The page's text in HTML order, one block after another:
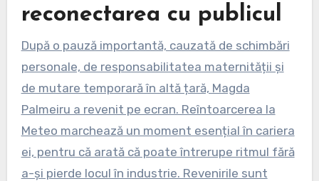
reconectarea cu publicul
După o pauză importantă, cauzată de schimbări
personale, de responsabilitatea maternității și
de mutare temporară în altă țară, Magda
Palmeiru a revenit pe ecran. Reîntoarcerea la
Meteo marchează un moment esențial în cariera
ei, pentru că arată că poate întrerupe ritmul fără
a-și pierde locul în industrie. Reveni­rile sunt